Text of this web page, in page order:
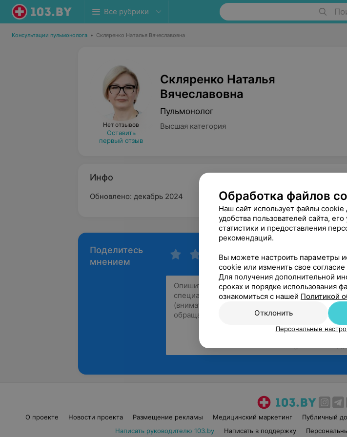
Все рубрики
Консультации пульмонолога • Скляренко Наталья Вячеславовна
Нет отзывов
Оставить
первый отзыв
Скляренко Наталья
Вячеславовна
Пульмонолог
Высшая категория
Инфо
Обновлено: декабрь 2024
Поделитесь
мнением
О проекте Новости проекта Размещение рекламы Медицинский маркетинг Публичный
Написать руководителю 103.by
Написать в поддержку
Обработка файлов
Наш сайт использует файлы cookie
удобства пользователей сайта,
статистики и предоставления
рекомендаций.
Вы можете настроить параметры
cookie или изменить свое
Для получения дополнительной
сроках и порядке использования
ознакомиться с нашей Политикой
Отклонить
Персональные